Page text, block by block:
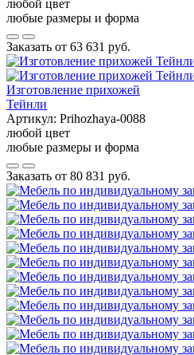
любой цвет
любые размеры и форма
Заказать от 63 631 руб.
Изготовление прихожей
Тейнли
Артикул: Prihozhaya-0088
любой цвет
любые размеры и форма
Заказать от 80 831 руб.